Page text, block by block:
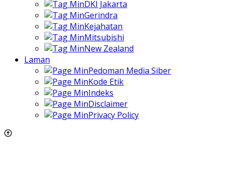
DKI Jakarta
Gerindra
Kejahatan
Mitsubishi
New Zealand
Laman
Pedoman Media Siber
Kode Etik
Indeks
Disclaimer
Privacy Policy